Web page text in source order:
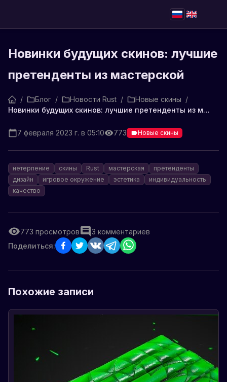
Новинки будущих скинов: лучшие
претенденты из мастерской
/ Блог / Новости Rust / Новые скины /
Новинки будущих скинов: лучшие претенденты из мастерской
7 февраля 2023 г. в 05:10 773 Новые скины
нетерпение скины Rust мастерская
претенденты
дизайн
игровое окружение эстетика
индивидуальность
качество
773 просмотров 3 комментариев
Поделиться:
Похожие записи